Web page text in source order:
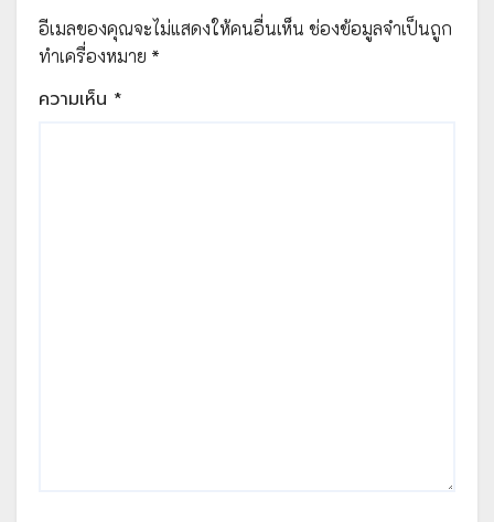
อีเมลของคุณจะไม่แสดงให้คนอื่นเห็น ช่องข้อมูลจำเป็นถูก
ทำเครื่องหมาย *
ความเห็น *